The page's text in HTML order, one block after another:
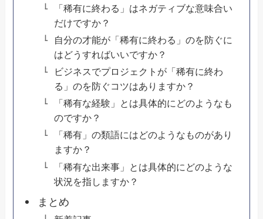
「稀有に終わる」はネガティブな意味合い
だけですか？
自分の才能が「稀有に終わる」のを防ぐに
はどうすればいいですか？
ビジネスでプロジェクトが「稀有に終わ
る」のを防ぐコツはありますか？
「稀有な経験」とは具体的にどのようなも
のですか？
「稀有」の類語にはどのようなものがあり
ますか？
「稀有な出来事」とは具体的にどのような
状況を指しますか？
まとめ